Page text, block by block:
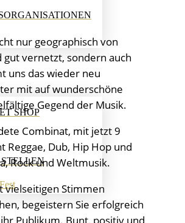
SHOP
nur geographisch von
gut vernetzt, sondern auch
uns das wieder neu
mit auf wunderschöne
Gegend der Musik.
Combinat, mit jetzt 9
Reggae, Dub, Hip Hop und
Rock und Weltmusik.
vielseitigen Stimmen
begeistern Sie erfolgreich
Publikum. Bunt, positiv und